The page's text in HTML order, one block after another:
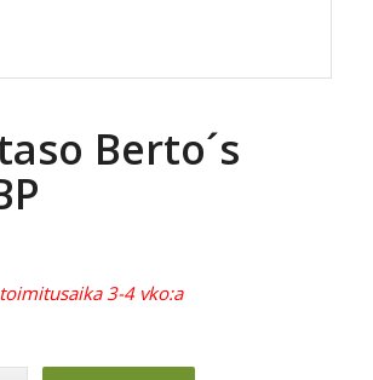
Berto´s
3-4 vko:a